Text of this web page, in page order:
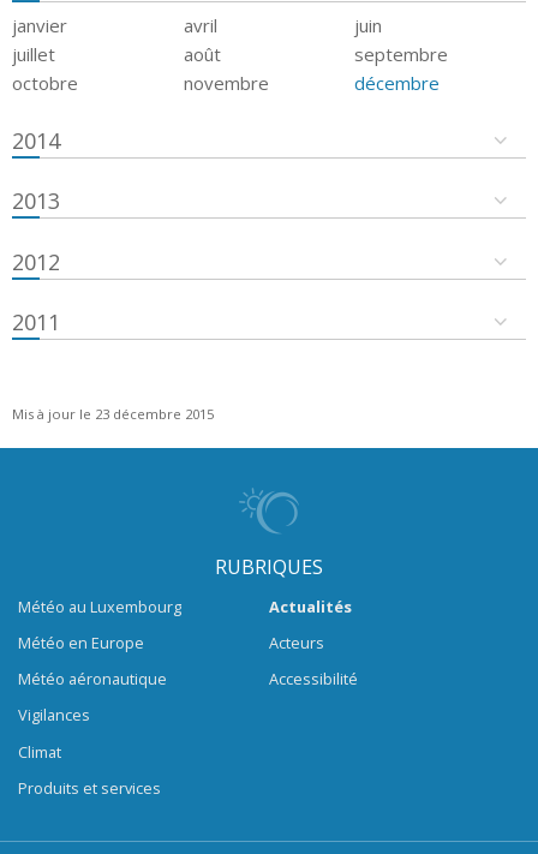
janvier avril
juin
juillet
août
septembre
octobre
novembre décembre
2014
2013
2012
2011
Mis à jour le 23 décembre 2015
RUBRIQUES
Météo au Luxembourg
Météo en Europe
Météo aéronautique
Vigilances
Climat
Produits et services
Actualités
Acteurs
Accessibilité